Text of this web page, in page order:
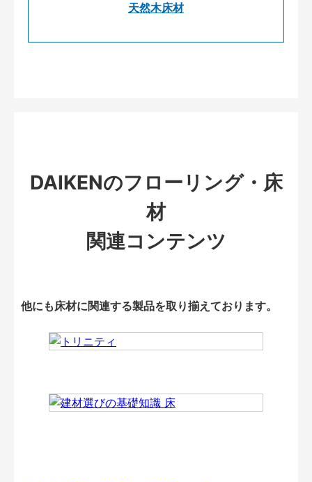
天然木床材
DAIKENのフローリング・床
材
関連コンテンツ
他にも床材に関連する製品を取り揃えております。